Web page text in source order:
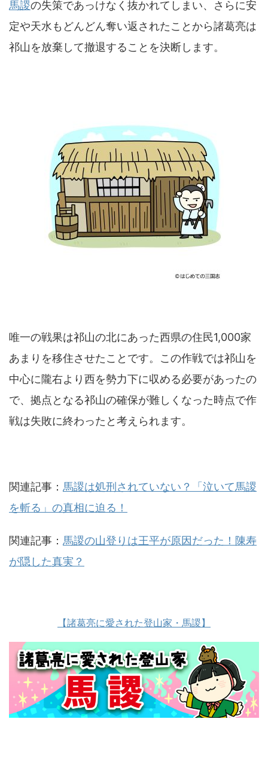
馬謖の失策であっけなく抜かれてしまい、さらに安
定や天水もどんどん奪い返されたことから諸葛亮は
祁山を放棄して撤退することを決断します。
唯一の戦果は祁山の北にあった西県の住民1,000家
あまりを移住させたことです。この作戦では祁山を
中心に隴右より西を勢力下に収める必要があったの
で、拠点となる祁山の確保が難しくなった時点で作
戦は失敗に終わったと考えられます。
関連記事： 馬謖は処刑されていない？「泣いて馬謖
を斬る」の真相に迫る！
関連記事： 馬謖の山登りは王平が原因だった！陳寿
が隠した真実？
【諸葛亮に愛された登山家・馬謖】